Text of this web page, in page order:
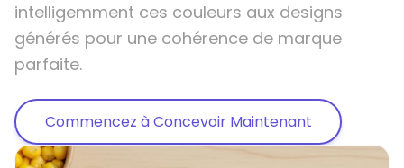
intelligemment ces couleurs aux designs
générés pour une cohérence de marque
parfaite.
Commencez à Concevoir Maintenant